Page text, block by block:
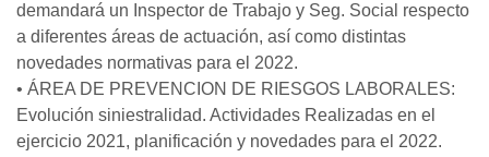
demandará un Inspector de Trabajo y Seg. Social respecto
a diferentes áreas de actuación, así como distintas
novedades normativas para el 2022.
• ÁREA DE PREVENCION DE RIESGOS LABORALES:
Evolución siniestralidad. Actividades Realizadas en el
ejercicio 2021, planificación y novedades para el 2022.